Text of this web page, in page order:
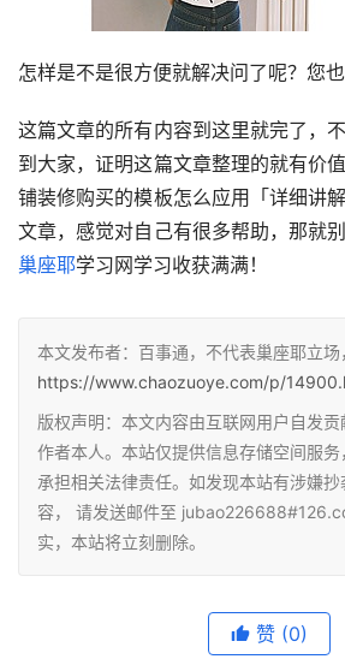
怎样是不是很方便就解决问了呢？您也
这篇文章的所有内容到这里就完了，
到大家，证明这篇文章整理的就有价
铺装修购买的模板怎么应用「详细讲
文章，感觉对自己有很多帮助，那就
巢座耶学习网学习收获满满！
本文发布者：百事通，不代表巢座耶立场
https://www.chaozuoye.com/p/
版权声明：本文内容由互联网用户自发
作者本人。本站仅提供信息存储空间服
承担相关法律责任。如发现本站有涉嫌
容， 请发送邮件至
实，本站将立刻删除。
赞 (0)